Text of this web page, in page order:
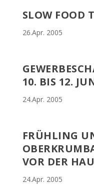
SLOW FOOD
26.Apr. 2005
10. BIS 12.
24.Apr. 2005
FRÜHLING
VOR DER
24.Apr. 2005